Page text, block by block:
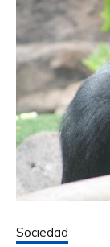
Sociedad